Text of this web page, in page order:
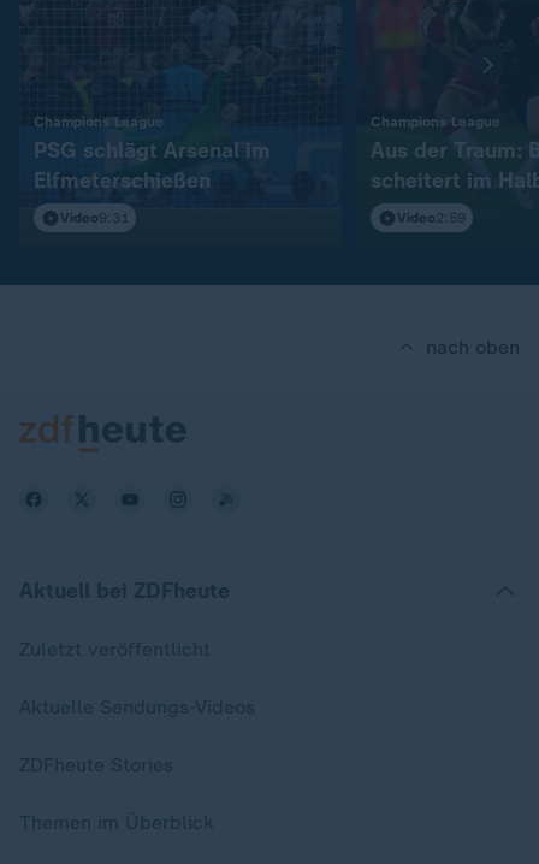
Champions League
PSG schlägt Arsenal im
Elfmeterschießen
Video9:31
Champions League
Aus der Traum:
scheitert im
Video2:59
nach oben